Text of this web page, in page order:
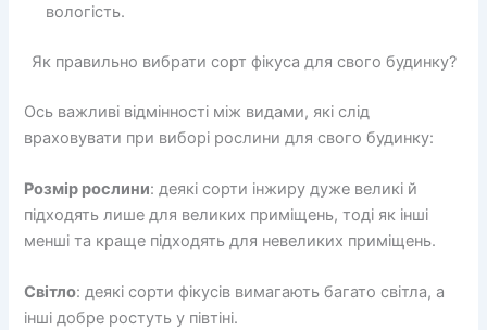
вологість.
Як правильно вибрати сорт фікуса для свого будинку?
Ось важливі відмінності між видами, які слід
враховувати при виборі рослини для свого будинку:
Розмір рослини: деякі сорти інжиру дуже великі й
підходять лише для великих приміщень, тоді як інші
менші та краще підходять для невеликих приміщень.
Світло: деякі сорти фікусів вимагають багато світла, а
інші добре ростуть у півтіні.